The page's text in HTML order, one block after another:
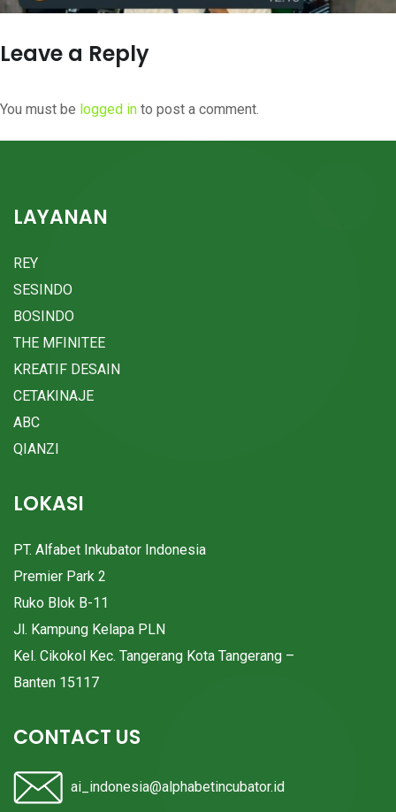
Leave a Reply
You must be logged in to post a comment.
LAYANAN
REY
SESINDO
BOSINDO
THE MFINITEE
KREATIF DESAIN
CETAKINAJE
ABC
QIANZI
LOKASI
PT. Alfabet Inkubator Indonesia
Premier Park 2
Ruko Blok B-11
Jl. Kampung Kelapa PLN
Kel. Cikokol Kec. Tangerang Kota Tangerang –
Banten 15117
CONTACT US
ai_indonesia@alphabetincubator.id